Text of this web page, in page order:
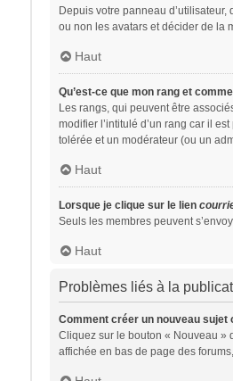
Depuis votre panneau
ou non les avatars et décider de la
Haut
Qu’est-ce que mon rang et
Les rangs, qui peuvent être
modifier l’intitulé d’un rang car il
tolérée et un modérateur (ou un
Haut
Lorsque je clique sur le lien
Seuls les membres peuvent
Haut
Problèmes liés à la
Comment créer un nouveau sujet
Cliquez sur le bouton « Nouveau »
affichée en bas de page des